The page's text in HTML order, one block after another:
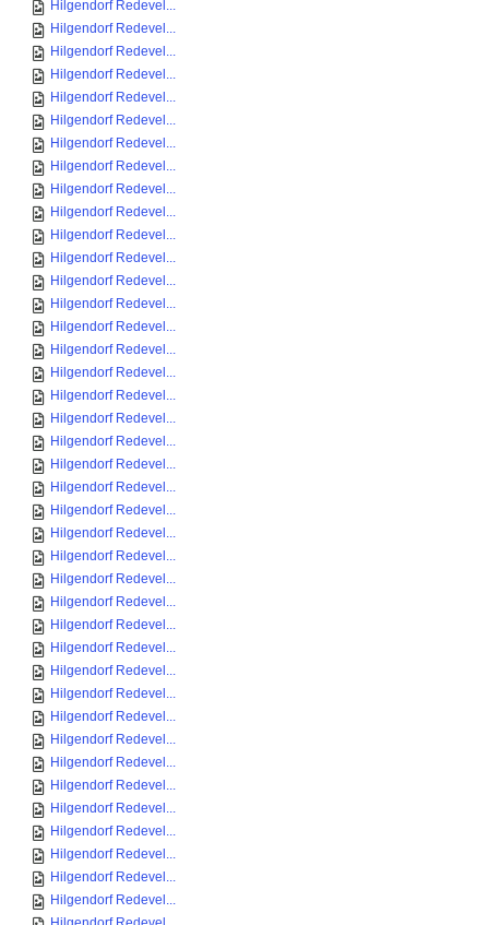
Hilgendorf Redevel...
Hilgendorf Redevel...
Hilgendorf Redevel...
Hilgendorf Redevel...
Hilgendorf Redevel...
Hilgendorf Redevel...
Hilgendorf Redevel...
Hilgendorf Redevel...
Hilgendorf Redevel...
Hilgendorf Redevel...
Hilgendorf Redevel...
Hilgendorf Redevel...
Hilgendorf Redevel...
Hilgendorf Redevel...
Hilgendorf Redevel...
Hilgendorf Redevel...
Hilgendorf Redevel...
Hilgendorf Redevel...
Hilgendorf Redevel...
Hilgendorf Redevel...
Hilgendorf Redevel...
Hilgendorf Redevel...
Hilgendorf Redevel...
Hilgendorf Redevel...
Hilgendorf Redevel...
Hilgendorf Redevel...
Hilgendorf Redevel...
Hilgendorf Redevel...
Hilgendorf Redevel...
Hilgendorf Redevel...
Hilgendorf Redevel...
Hilgendorf Redevel...
Hilgendorf Redevel...
Hilgendorf Redevel...
Hilgendorf Redevel...
Hilgendorf Redevel...
Hilgendorf Redevel...
Hilgendorf Redevel...
Hilgendorf Redevel...
Hilgendorf Redevel...